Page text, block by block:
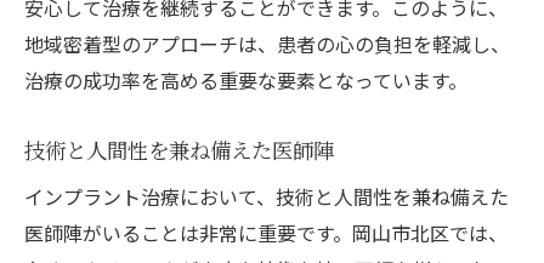
安心して治療を継続することができます。このように、
地域密着型のアプローチは、患者の心の負担を軽減し、
治療の成功率を高める重要な要素となっています。
技術と人間性を兼ね備えた医師陣
インプラント治療において、技術と人間性を兼ね備えた
医師陣がいることは非常に重要です。岡山市北区では、